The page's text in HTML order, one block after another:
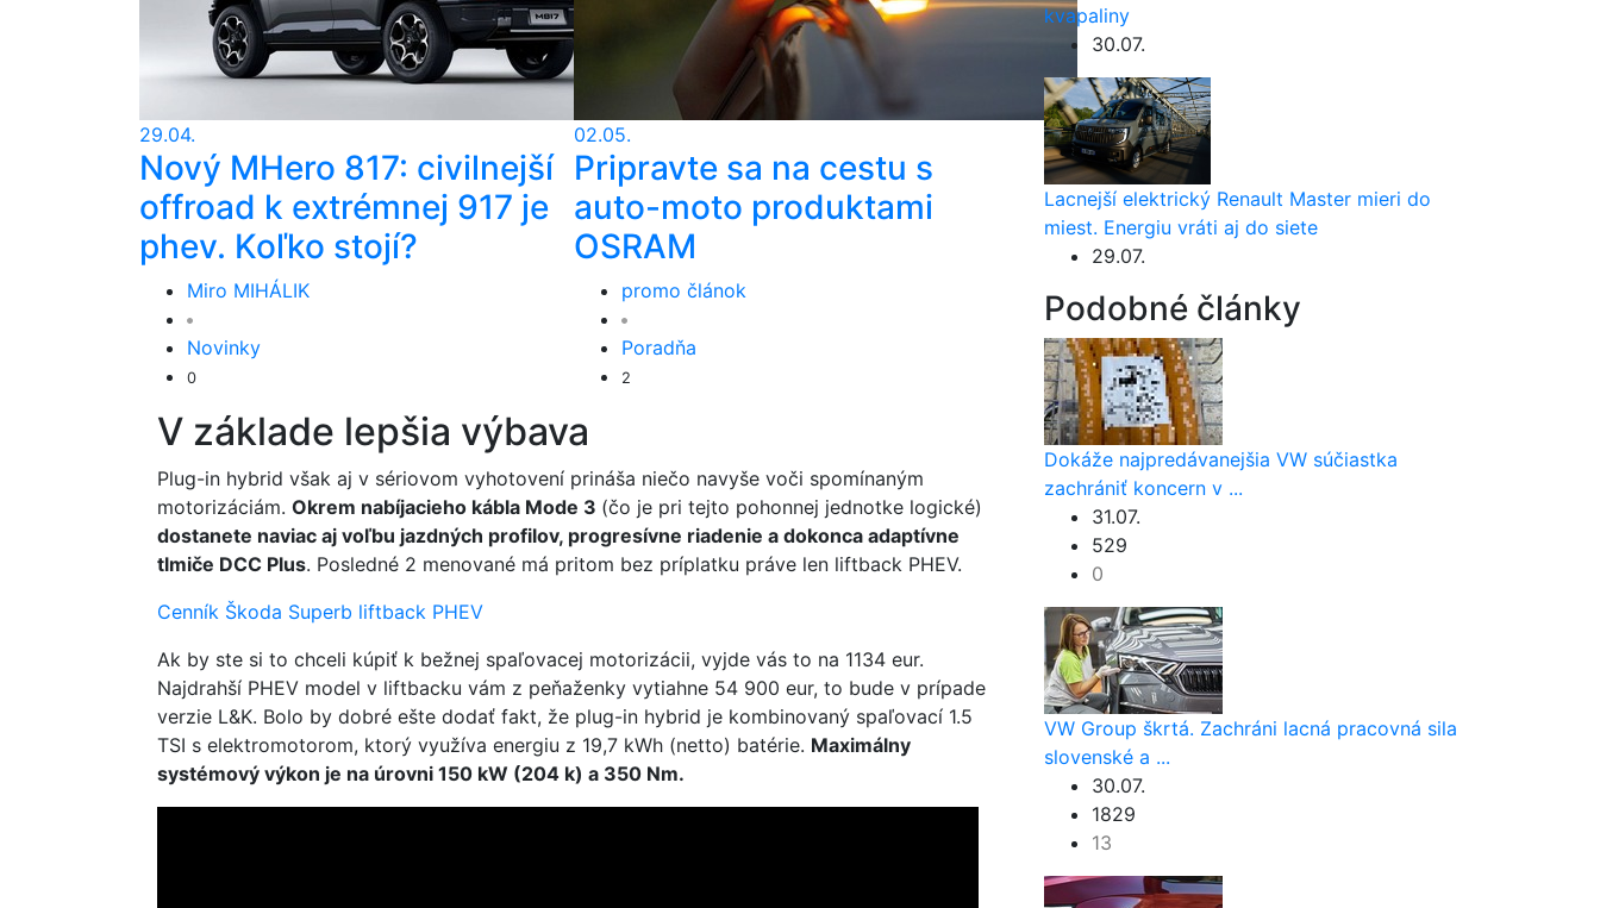
29.04.
Nový MHero 817: civilnejší
offroad k extrémnej 917 je
phev. Koľko stojí?
Miro MIHÁLIK
Novinky
0
02.05.
Pripravte sa na cestu s
auto-moto produktami
OSRAM
promo článok
Poradňa
2
V základe lepšia výbava
Plug-in hybrid však aj v sériovom vyhotovení prináša niečo navyše voči spomínaným
motorizáciám. Okrem nabíjacieho kábla Mode 3 (čo je pri tejto pohonnej jednotke logické)
dostanete naviac aj voľbu jazdných profilov, progresívne riadenie a dokonca adaptívne
tlmiče DCC Plus. Posledné 2 menované má pritom bez príplatku práve len liftback PHEV.
Cenník Škoda Superb liftback PHEV
Ak by ste si to chceli kúpiť k bežnej spaľovacej motorizácii, vyjde vás to na 1134 eur.
Najdrahší PHEV model v liftbacku vám z peňaženky vytiahne 54 900 eur, to bude v prípade
verzie L&K. Bolo by dobré ešte dodať fakt, že plug-in hybrid je kombinovaný spaľovací 1.5
TSI s elektromotorom, ktorý využíva energiu z 19,7 kWh (netto) batérie. Maximálny
systémový výkon je na úrovni 150 kW (204 k) a 350 Nm.
kvapaliny
30.07.
Lacnejší elektrický Renault Master mieri do
miest. Energiu vráti aj do siete
29.07.
Podobné články
Dokáže najpredávanejšia VW súčiastka
zachrániť koncern v ...
31.07.
529
0
VW Group škrtá. Zachráni lacná pracovná sila
slovenské a ...
30.07.
1829
13